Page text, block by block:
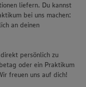
liefern. Du kannst
bei uns machen:
an deinen
persönlich zu
oder ein Praktikum
freuen uns auf dich!